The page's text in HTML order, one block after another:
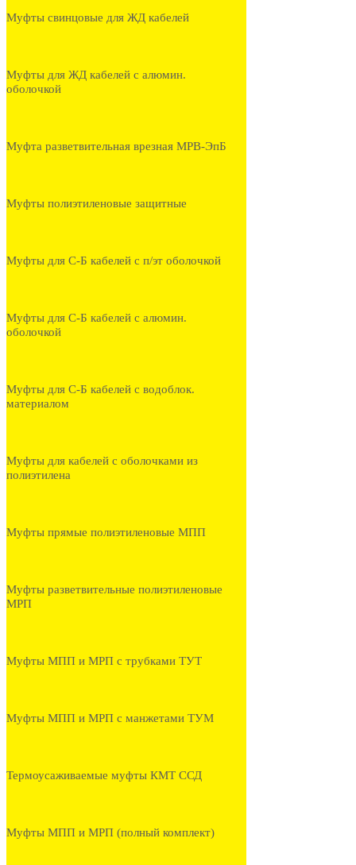
Муфты свинцовые для ЖД кабелей
Муфты для ЖД кабелей с алюмин.
оболочкой
Муфта разветвительная врезная МРВ-ЭпБ
Муфты полиэтиленовые защитные
Муфты для С-Б кабелей с п/эт оболочкой
Муфты для С-Б кабелей с алюмин.
оболочкой
Муфты для С-Б кабелей с водоблок.
материалом
Муфты для кабелей с оболочками из
полиэтилена
Муфты прямые полиэтиленовые МПП
Муфты разветвительные полиэтиленовые
МРП
Муфты МПП и МРП с трубками ТУТ
Муфты МПП и МРП с манжетами ТУМ
Термоусаживаемые муфты КМТ ССД
Муфты МПП и МРП (полный комплект)